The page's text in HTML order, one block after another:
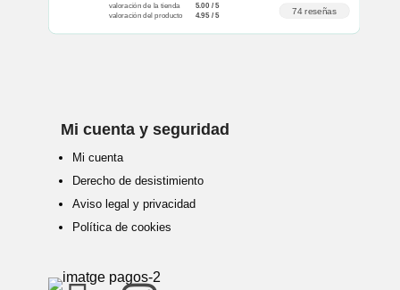
valoración de la tienda 5.00 / 5
valoración del producto 4.95 / 5 74 reseñas
Mi cuenta y seguridad
Mi cuenta
Derecho de desistimiento
Aviso legal y privacidad
Política de cookies